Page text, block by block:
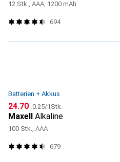
12 Stk., AAA, 1200 mAh
694
Batterien + Akkus
CHF
24.70 CHF
0.25/1Stk.
Maxell Alkaline
100 Stk., AAA
679